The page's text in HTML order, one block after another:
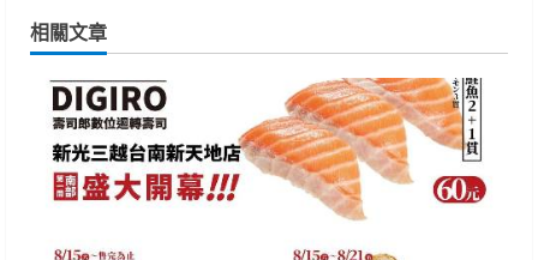
n
相關文章